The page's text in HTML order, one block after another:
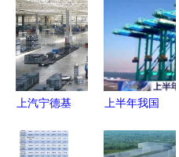
上汽宁德基
四次工业革
上半年我国
速强劲，新